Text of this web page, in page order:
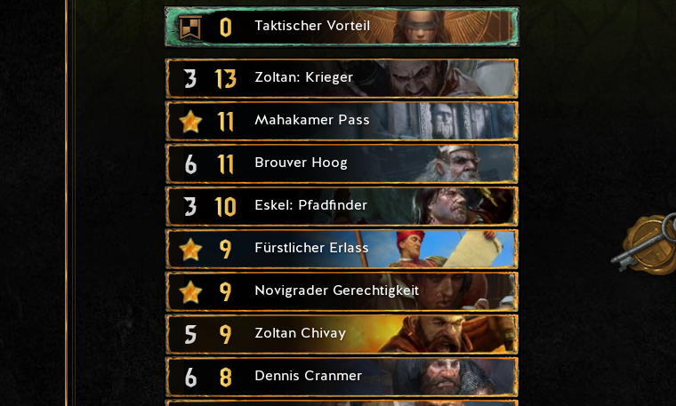
0 Taktischer Vorteil
3 13 Zoltan: Krieger
11 Mahakamer Pass
6 11 Brouver Hoog
3 10 Eskel: Pfadfinder
9 Fürstlicher Erlass
9 Novigrader Gerechtigkeit
5 9 Zoltan Chivay
6 8 Dennis Cranmer